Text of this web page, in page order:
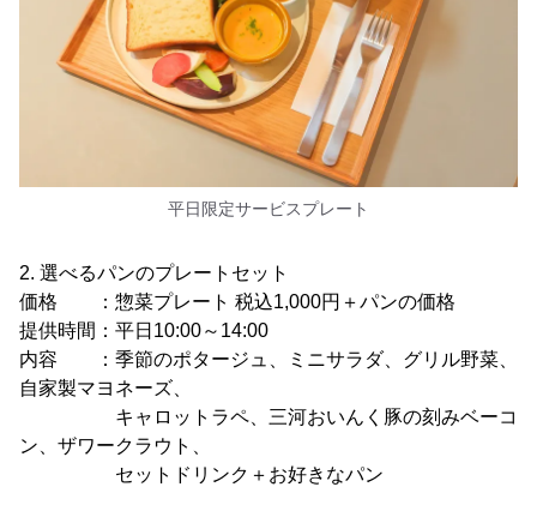
平日限定サービスプレート
2. 選べるパンのプレートセット
価格 ：惣菜プレート 税込1,000円＋パンの価格
提供時間：平日10:00～14:00
内容 ：季節のポタージュ、ミニサラダ、グリル野菜、
自家製マヨネーズ、
キャロットラペ、三河おいんく豚の刻みベーコ
ン、ザワークラウト、
セットドリンク＋お好きなパン